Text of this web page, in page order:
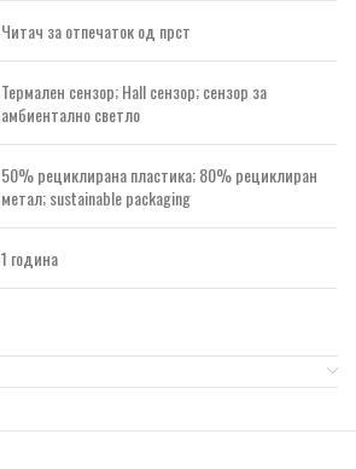
Читач за отпечаток од прст
Термален сензор; Hall сензор; сензор за
амбиентално светло
50% рециклирана пластика; 80% рециклиран
метал; sustainable packaging
1 година